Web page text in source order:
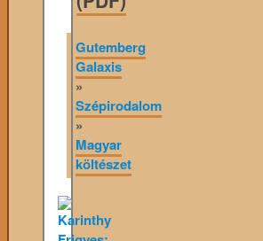
Gutemberg
Galaxis
»
Szépirodalom
»
Magyar
költészet